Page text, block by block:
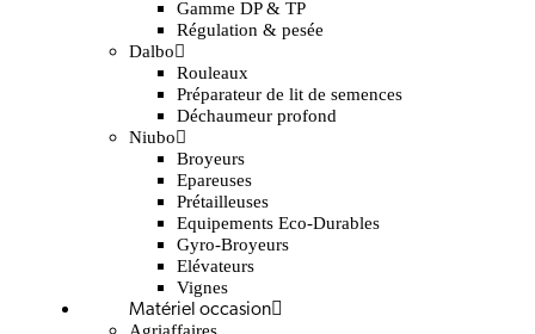
Gamme DP & TP
Régulation & pesée
Dalbo
Rouleaux
Préparateur de lit de semences
Déchaumeur profond
Niubo
Broyeurs
Epareuses
Prétailleuses
Equipements Eco-Durables
Gyro-Broyeurs
Elévateurs
Vignes
Matériel occasion
Agriaffaires